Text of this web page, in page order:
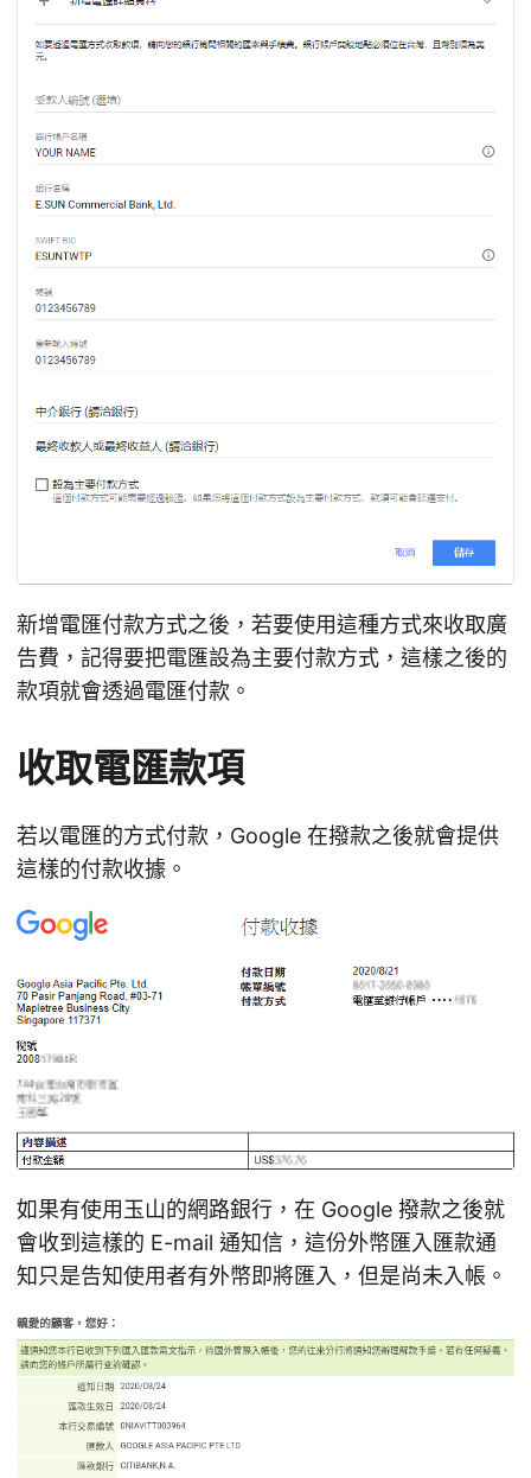
新增電匯付款方式之後，若要使用這種方式來收取廣
告費，記得要把電匯設為主要付款方式，這樣之後的
款項就會透過電匯付款。
收取電匯款項
若以電匯的方式付款，Google 在撥款之後就會提供
這樣的付款收據。
如果有使用玉山的網路銀行，在 Google 撥款之後就
會收到這樣的 E-mail 通知信，這份外幣匯入匯款通
知只是告知使用者有外幣即將匯入，但是尚未入帳。